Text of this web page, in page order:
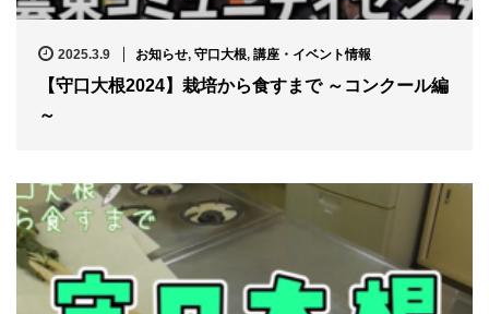
2025.3.9 お知らせ, 守口大根, 講座・イベント情報
【守口大根2024】栽培から食すまで ～コンクール編
～